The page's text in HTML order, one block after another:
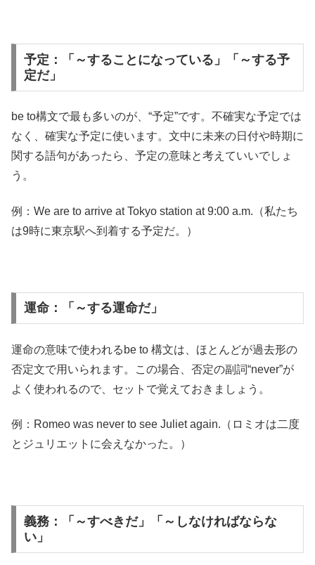
予定：「～することになっている」「～する予
定だ」
be to構文で最も多いのが、“予定”です。不確実な予定では
なく、確実な予定に使います。文中に未来の日付や時期に
関する語句があったら、予定の意味と考えていいでしょ
う。
例：We are to arrive at Tokyo station at 9:00 a.m.（私たち
は9時に東京駅へ到着する予定だ。）
運命：「～する運命だ」
運命の意味で使われるbe to 構文は、ほとんどが過去形の
否定文で用いられます。この場合、否定の副詞“never”が
よく使われるので、セットで覚えておきましょう。
例：Romeo was never to see Juliet again.（ロミオは二度
とジュリエットに会えなかった。）
義務：「～すべきだ」「～しなければならな
い」